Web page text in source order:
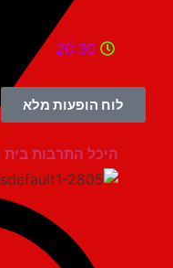
היכל התרבות בית העם
20:30
לוח הופעות מלא